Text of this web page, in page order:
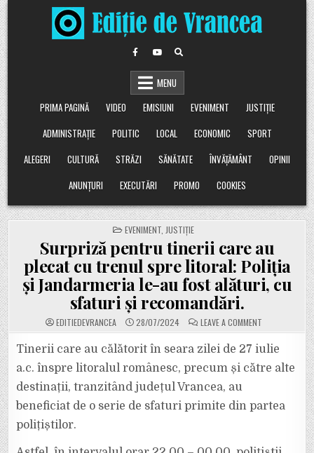
Skip
to
content
MENU
PRIMA PAGINĂ
VIDEO EMISIUNI EVENIMENT
JUSTIȚIE
ADMINISTRAȚIE
POLITIC LOCAL ECONOMIC
SPORT
ALEGERI
CULTURĂ STRĂZI SĂNĂTATE ÎNVĂȚĂMÂNT
OPINII
ANUNȚURI
EXECUTĂRI PROMO COOKIES
POSTED
IN
EVENIMENT JUSTIȚIE
Surpriză pentru tinerii care au
plecat cu trenul spre litoral: Poliția
și Jandarmeria le-au fost alături, cu
sfaturi și recomandări.
EDITIEDEVRANCEA 28/07/2024 LEAVE A COMMENTON
SURPRIZĂ
TINERII
CARE
AU
PLECAT
LITORAL:
JANDARMERIA
AU
Tinerii care au călătorit în seara zilei de 27 iulie
a.c. înspre litoralul românesc, precum și către alte
destinații, tranzitând județul Vrancea, au
beneficiat de o serie de sfaturi primite din partea
polițiștilor.